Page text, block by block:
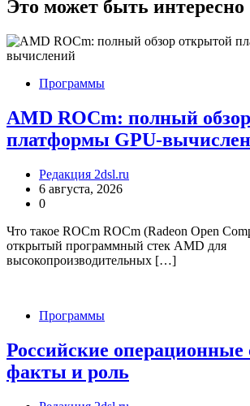
записям
Это может быть интересно
Программы
AMD ROCm: полный
платформы GPU-
Редакция 2dsl.ru
6 августа, 2026
0
Что такое ROCm ROCm (Radeon Open
открытый программный стек AMD для
высокопроизводительных […]
Программы
Российские
факты и роль